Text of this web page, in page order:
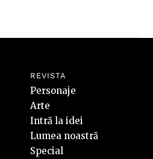
REVISTA
Personaje
Arte
Intră la idei
Lumea noastră
Special